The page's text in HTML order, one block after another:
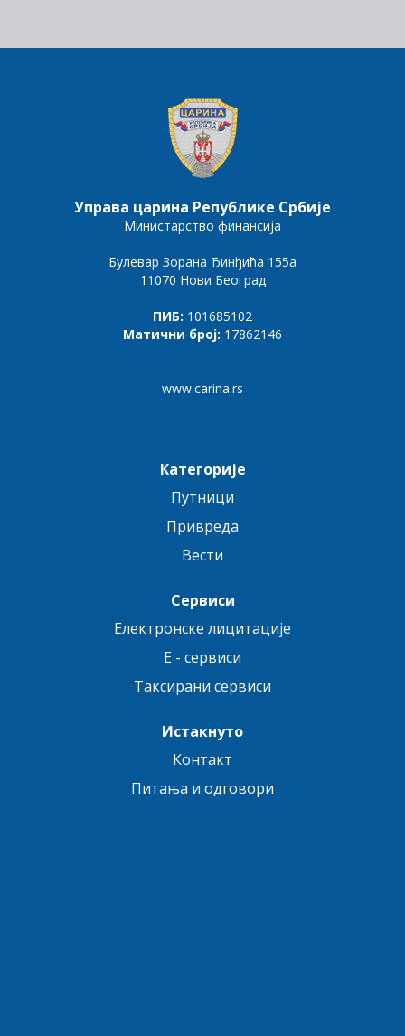
Управа царина Републике Србије
Министарство финансија
Булевар Зорана Ђинђића 155а
11070 Нови Београд
ПИБ: 101685102
Матични број: 17862146
www.carina.rs
Категорије
Путници
Привреда
Вести
Сервиси
Електронске лицитације
E - сервиси
Таксирани сервиси
Истакнуто
Контакт
Питања и одговори